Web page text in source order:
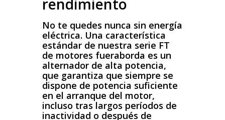
rendimiento
No te quedes nunca sin energía
eléctrica. Una característica
estándar de nuestra serie FT
de motores fueraborda es un
alternador de alta potencia,
que garantiza que siempre se
dispone de potencia suficiente
en el arranque del motor,
incluso tras largos períodos de
inactividad o después de